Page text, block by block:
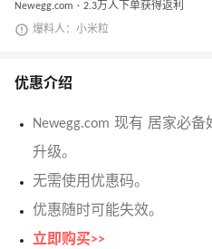
Newegg.com · 2.3万人下单获得返利
爆料人：小米粒
优惠介绍
Newegg.com 现有 居家必
升级。
无需使用优惠码。
优惠随时可能失效。
立即购买>>